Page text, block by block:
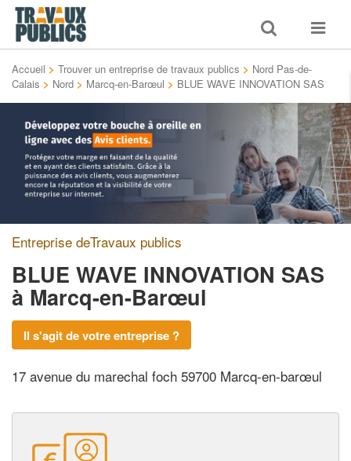
Toggle
search
Toggle
Accueil > Trouver un entreprise de travaux publics > Nord Pas-de-
Calais > Nord > Marcq-en-Barœul > BLUE WAVE INNOVATION SAS
Entreprise deTravaux publics
BLUE WAVE INNOVATION SAS
à Marcq-en-Barœul
Il s'agit de votre entreprise ?
17 avenue du marechal foch 59700 Marcq-en-barœul